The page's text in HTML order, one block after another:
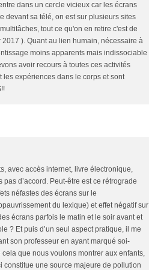
dans un cercle vicieux car les écrans
devant sa télé, on est sur plusieurs sites
tout ce qu'on en retire c'est de
). Quant au lien humain, nécessaire à
moins apparents mais indissociable
avoir recours à toutes ces activités
expériences dans le corps et sont
avec accès internet, livre électronique,
d’accord. Peut-être est ce rétrograde
néfastes des écrans sur le
du lexique) et effet négatif sur
écrans parfois le matin et le soir avant et
? Et puis d’un seul aspect pratique, il me
son professeur en ayant marqué soi-
que nous voulons montrer aux enfants,
une source majeure de pollution